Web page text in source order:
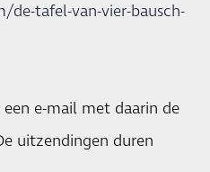
de-tafel-van-vier-bausch-
e-mail met daarin de
uitzendingen duren